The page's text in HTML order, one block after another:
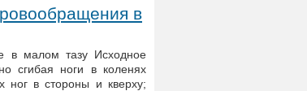
в
в малом тазу Исходное
сгибая ноги в коленях
ног в стороны и кверху;